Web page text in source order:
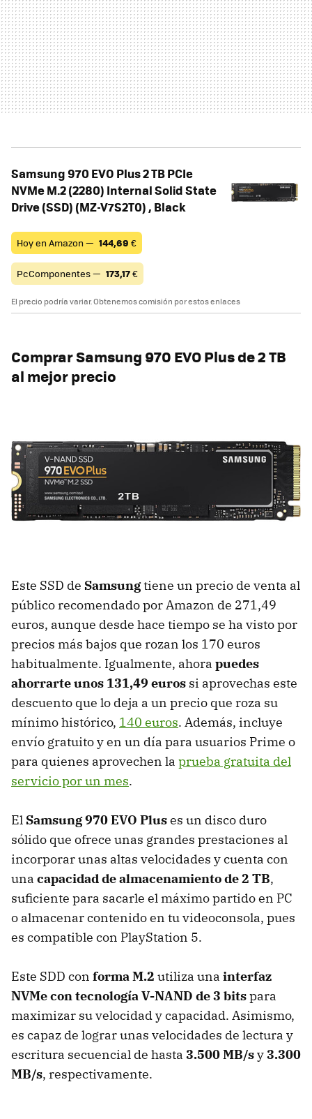
Samsung 970 EVO Plus 2 TB PCIe
NVMe M.2 (2280) Internal Solid State
Drive (SSD) (MZ-V7S2T0) , Black
Hoy en Amazon — 144,69 €
PcComponentes — 173,17€
El precio podría variar. Obtenemos comisión por estos enlaces
ComprarSamsung 970 EVO Plus de 2 TB
al mejor precio
Este SSD de Samsungtiene un precio de venta al
público recomendado por Amazon de 271,49
euros, aunque desde hace tiempo se ha visto por
precios más bajos que rozan los 170 euros
habitualmente. Igualmente, ahora puedes
ahorrarte unos 131,49 euros si aprovechas este
descuento que lo deja a un precio que roza su
mínimo histórico, 140 euros. Además, incluye
envío gratuito y en un día para usuarios Prime o
para quienes aprovechen la prueba gratuita del
servicio por un mes.
El Samsung 970 EVO Pluses un disco duro
sólido que ofrece unas grandes prestaciones al
incorporar unas altas velocidades y cuenta con
una capacidad de almacenamiento de 2 TB,
suficiente para sacarle el máximo partido en PC
o almacenar contenido en tu videoconsola, pues
es compatible con PlayStation 5.
Este SDD con forma M.2 utiliza una interfaz
NVMe con tecnología V-NAND de 3 bitspara
maximizar su velocidad y capacidad. Asimismo,
es capaz de lograr unas velocidades de lectura y
escritura secuencial de hasta 3.500 MB/sy3.300
MB/s, respectivamente.